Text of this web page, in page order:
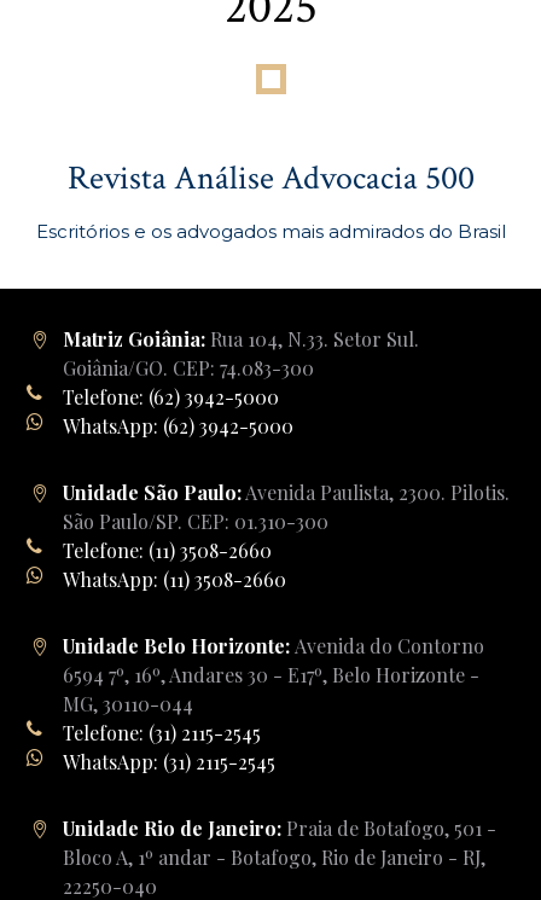
Revista Análise Advocacia 500
Escritórios e os advogados mais admirados do Brasil
Matriz Goiânia:Rua 104, N.33. Setor Sul.
Goiânia/GO. CEP: 74.083-300
Telefone: (62) 3942-5000
WhatsApp: (62) 3942-5000
Unidade São Paulo:Avenida Paulista, 2300. Pilotis.
São Paulo/SP. CEP: 01.310-300
Telefone: (11) 3508-2660
WhatsApp: (11) 3508-2660
Unidade Belo Horizonte: Avenida do Contorno
6594 7º, 16º, Andares 30 - E17º, Belo Horizonte -
MG, 30110-044
Telefone: (31) 2115-2545
WhatsApp: (31) 2115-2545
Unidade Rio de Janeiro: Praia de Botafogo, 501 -
Bloco A, 1º andar - Botafogo, Rio de Janeiro - RJ,
22250-040